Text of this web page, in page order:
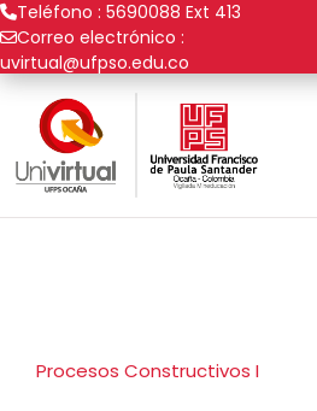
Saltar al contenido principal
Teléfono : 5690088 Ext 413
Correo electrónico :
uvirtual@ufpso.edu.co
Procesos Constructivos I